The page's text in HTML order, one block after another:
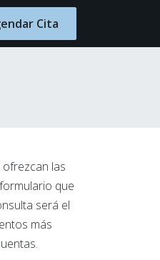
Cita
las
que
será el
más